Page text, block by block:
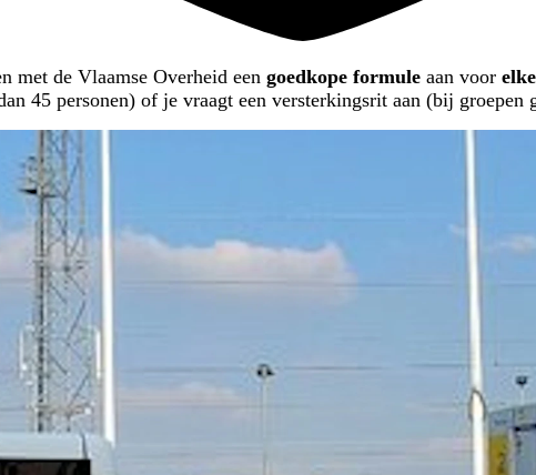
met de Vlaamse Overheid een goedkope formule aan voor
45 personen) of je vraagt een versterkingsrit aan (bij groepen